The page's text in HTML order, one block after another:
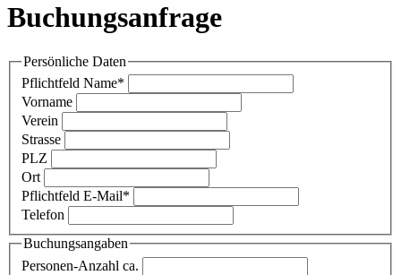
Buchungsanfrage
Persönliche Daten
Pflichtfeld Name*
Vorname
Verein
Strasse
PLZ
Ort
Pflichtfeld E-Mail*
Telefon
Buchungsangaben
Personen-Anzahl ca.